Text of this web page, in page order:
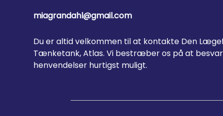
miagrandahl@gmail.com
Du er altid velkommen til at kontakte Den
Tænketank, Atlas. Vi bestræber os på at
henvendelser hurtigst muligt.